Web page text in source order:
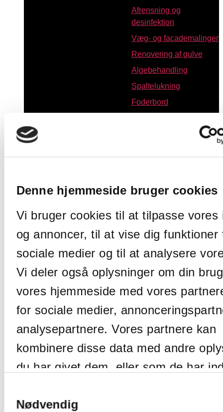
Denne hjemmeside bruger cookies
Vi bruger cookies til at tilpasse vores
og annoncer, til at vise dig funktioner
sociale medier og til at analysere
Vi deler også oplysninger om din
vores hjemmeside med vores
for sociale medier,
analysepartnere. Vores partnere kan
kombinere disse data med andre
du har givet dem, eller som de har
Nødvendig
Afrensning og
desinfektion
Væg- og facademalinger
Renovering af gulve
Algebehandling
Spaltelukning
Foderbord
beton
indendørsarealer
Udvendigt malerarbejde
Algebehandling
Antigraffiti
Coating WB
Betonhærder
Bygnings-renovering
Betonrenovering